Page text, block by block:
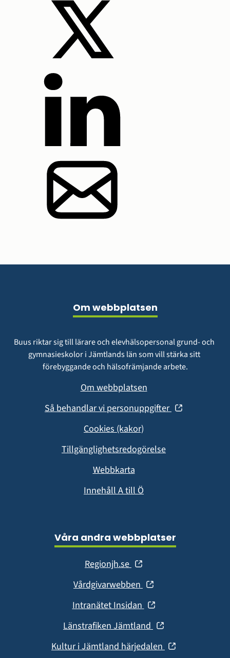
Om webbplatsen
Buus riktar sig till lärare och elevhälsopersonal grund- och
gymnasieskolor i Jämtlands län som vill stärka sitt
förebyggande och hälsofrämjande arbete.
Om webbplatsen
Så behandlar vi personuppgifter (öppnas
Cookies (kakor)
Tillgänglighetsredogörelse
Webbkarta
Innehåll A till Ö
Våra andra webbplatser
Regionjh.se (öppnas
nytt
fönster)
Vårdgivarwebben (öppnas
nytt
fönster)
Intranätet Insidan (öppnas
nytt
fönster)
Länstrafiken Jämtland (öppnas
nytt
Kultur i Jämtland härjedalen (öppnas